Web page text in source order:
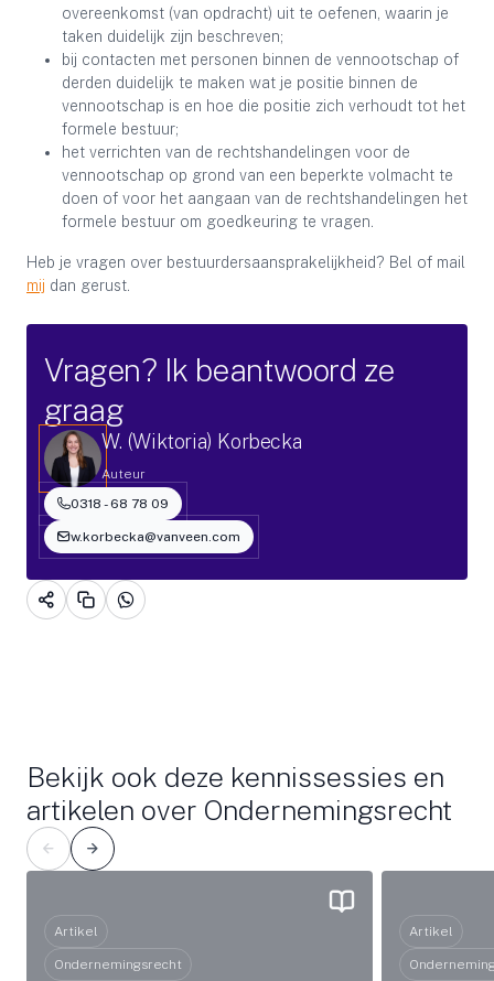
overeenkomst (van opdracht) uit te oefenen, waarin je
taken duidelijk zijn beschreven;
bij contacten met personen binnen de vennootschap of
derden duidelijk te maken wat je positie binnen de
vennootschap is en hoe die positie zich verhoudt tot het
formele bestuur;
het verrichten van de rechtshandelingen voor de
vennootschap op grond van een beperkte volmacht te
doen of voor het aangaan van de rechtshandelingen het
formele bestuur om goedkeuring te vragen.
Heb je vragen over bestuurdersaansprakelijkheid? Bel of mail
mij dan gerust.
Vragen? Ik beantwoord ze
graag
W. (Wiktoria) Korbecka
Auteur
0318 - 68 78 09
w.korbecka@vanveen.com
Bekijk ook deze kennissessies en
artikelen over Ondernemingsrecht
Artikel
Ondernemingsrecht
Artikel